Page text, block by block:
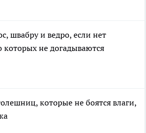
швабру и ведро, если нет
которых не догадываются
которые не боятся влаги,